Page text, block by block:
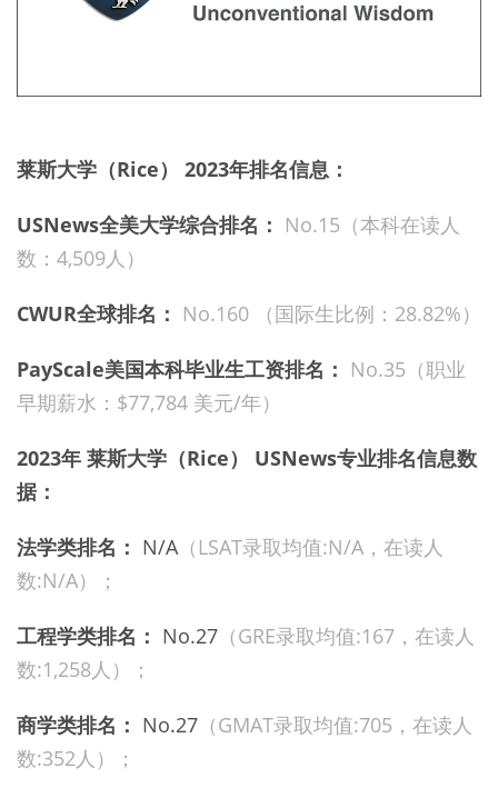
莱斯大学（Rice） 2023年排名信息：
USNews全美大学综合排名： No.15（本科在读人
数：4,509人）
CWUR全球排名： No.160 （国际生比例：28.82%）
PayScale美国本科毕业生工资排名： No.35（职业
早期薪水：$77,784 美元/年）
2023年 莱斯大学（Rice） USNews专业排名信息数
据：
法学类排名： N/A（LSAT录取均值:N/A，在读人
数:N/A）；
工程学类排名： No.27 （GRE录取均值:167，在读人
数:1,258人）；
商学类排名： No.27 （GMAT录取均值:705，在读人
数:352人）；